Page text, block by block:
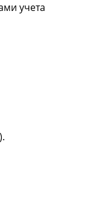
учета